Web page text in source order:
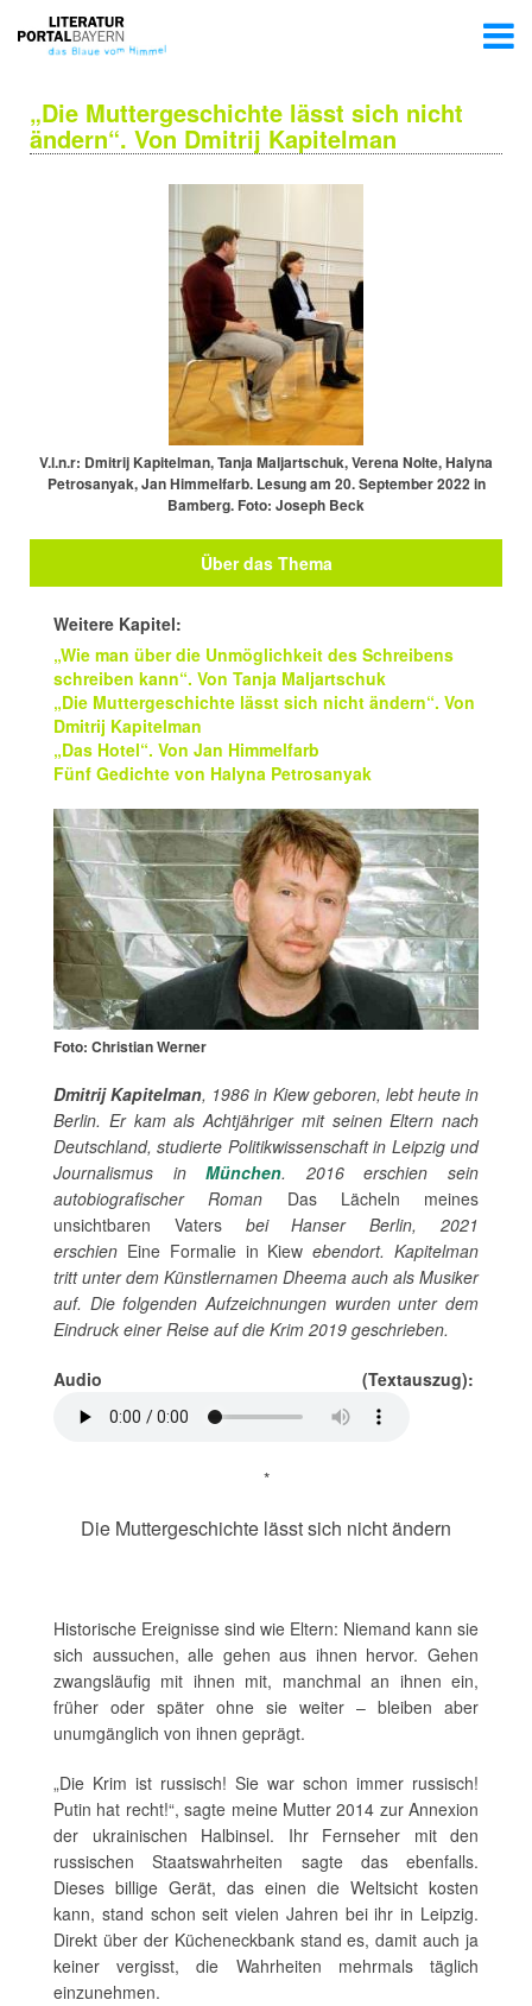
„Die Muttergeschichte lässt sich nicht
ändern“. Von Dmitrij Kapitelman
V.l.n.r: Dmitrij Kapitelman, Tanja Maljartschuk, Verena Nolte, Halyna
Petrosanyak, Jan Himmelfarb. Lesung am 20. September 2022 in
Bamberg. Foto: Joseph Beck
Über das Thema
Weitere Kapitel:
„Wie man über die Unmöglichkeit des Schreibens
schreiben kann“. Von Tanja Maljartschuk
„Die Muttergeschichte lässt sich nicht ändern“. Von
Dmitrij Kapitelman
„Das Hotel“. Von Jan Himmelfarb
Fünf Gedichte von Halyna Petrosanyak
Foto: Christian Werner
Dmitrij Kapitelman, 1986 in Kiew geboren, lebt heute in
Berlin. Er kam als Achtjähriger mit seinen Eltern nach
Deutschland, studierte Politikwissenschaft in Leipzig und
Journalismus inMünchen. 2016 erschien sein
autobiografischer Roman Das Lächeln meines
unsichtbaren Vatersbei Hanser Berlin, 2021
erschien Eine Formalie in Kiew ebendort. Kapitelman
tritt unter dem Künstlernamen Dheema auch als Musiker
auf. Die folgenden Aufzeichnungen wurden unter dem
Eindruck einer Reise auf die Krim 2019 geschrieben.
Audio (Textauszug):
*
Die Muttergeschichte lässt sich nicht ändern
Historische Ereignisse sind wie Eltern: Niemand kann sie
sich aussuchen, alle gehen aus ihnen hervor. Gehen
zwangsläufig mit ihnen mit, manchmal an ihnen ein,
früher oder später ohne sie weiter – bleiben aber
unumgänglich von ihnen geprägt.
„Die Krim ist russisch! Sie war schon immer russisch!
Putin hat recht!“, sagte meine Mutter 2014 zur Annexion
der ukrainischen Halbinsel. Ihr Fernseher mit den
russischen Staatswahrheiten sagte das ebenfalls.
Dieses billige Gerät, das einen die Weltsicht kosten
kann, stand schon seit vielen Jahren bei ihr in Leipzig.
Direkt über der Kücheneckbank stand es, damit auch ja
keiner vergisst, die Wahrheiten mehrmals täglich
einzunehmen.